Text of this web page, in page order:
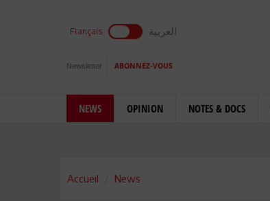
Français العربية
Newsletter ABONNEZ-VOUS
NEWS OPINION NOTES & DOCS
Accueil News